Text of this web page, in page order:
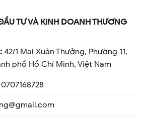
TƯ VÀ KINH DOANH THƯƠNG
42/1 Mai Xuân Thưởng, Phường 11,
phố Hồ Chí Minh, Việt Nam